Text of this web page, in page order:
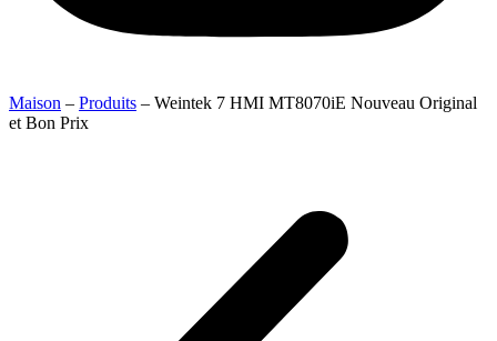
Maison – Produits – Weintek 7 HMI MT8070iE Nouveau Original
et Bon Prix